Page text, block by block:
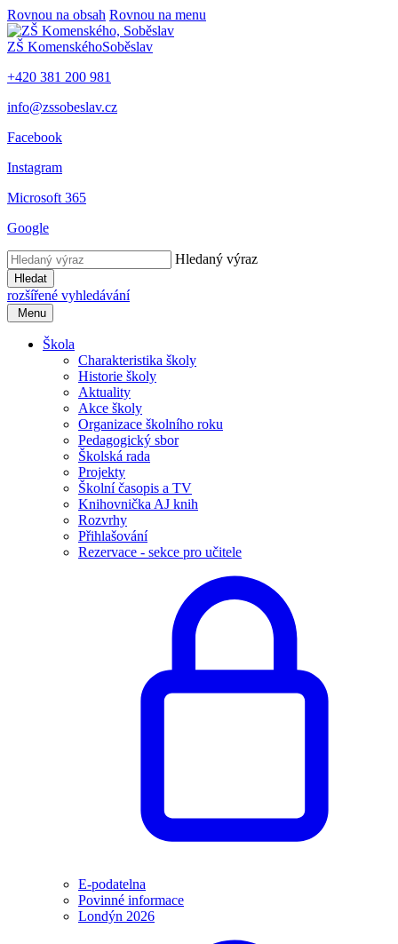
Rovnou na obsah Rovnou na menu
ZŠ KomenskéhoSoběslav
+420 381 200 981
info@zssobeslav.cz
Facebook
Instagram
Microsoft 365
Google
Hledaný výraz
Hledat
rozšířené vyhledávání
Menu
Škola
Charakteristika školy
Historie školy
Aktuality
Akce školy
Organizace školního roku
Pedagogický sbor
Školská rada
Projekty
Školní časopis a TV
Knihovnička AJ knih
Rozvrhy
Přihlašování
Rezervace - sekce pro učitele
E-podatelna
Povinné informace
Londýn 2026